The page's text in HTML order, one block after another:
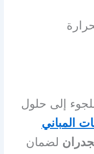
إلى حلول
المباني
لضمان